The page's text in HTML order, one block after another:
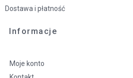
Dostawa i płatność
Informacje
Moje konto